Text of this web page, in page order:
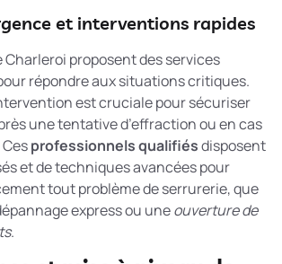
et interventions rapides
Charleroi proposent des services
répondre aux situations critiques.
est cruciale pour sécuriser
une tentative d’effraction ou en cas
professionnels qualifiésdisposent
et de techniques avancées pour
tout problème de serrurerie, que
express ou uneouverture de
.